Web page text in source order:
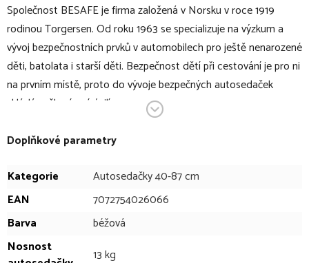
Společnost BESAFE je firma založená v Norsku v roce 1919
rodinou Torgersen. Od roku 1963 se specializuje na výzkum a
vývoj bezpečnostních prvků v automobilech pro ještě nenarozené
děti, batolata i starší děti. Bezpečnost dětí při cestování je pro ni
na prvním místě, proto do vývoje bezpečných autosedaček
vkládá veškeré své úsilí.
Autosedačka BESAFE Go Beyond2 pro novorozence s modulem
základnu nebo na pás, je součástí konceptu Beyond. Funkce
Active Lay Flat™ zajišťuje bezpečný a pohodlný spánek během
Rukojeť pro přenášení vám umožní snadno přenést mimo vůz.
Rukojeť můžete jednoduše ovládat pouze jednou rukou a
Doplňkové parametry
Kategorie
Autosedačky 40-87 cm
EAN
7072754026066
Barva
béžová
Nosnost
13 kg